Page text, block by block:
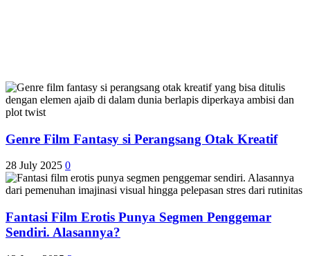
Genre Film Fantasy si Perangsang Otak Kreatif
28 July 2025 0
Fantasi Film Erotis Punya Segmen Penggemar
Sendiri. Alasannya?